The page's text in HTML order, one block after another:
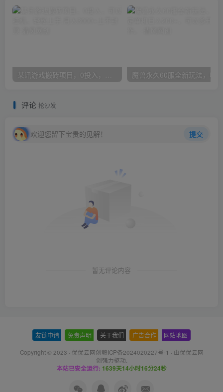
某讯游戏搬砖项目，0投入，可以挂机，轻松上手,月入3000+上不封顶
评论 抢沙发
欢迎您留下宝贵的见解！ 提交
暂无评论内容
友链申请 免责声明 关于我们 广告合作 网站地图
Copyright © 2023 · 优优云网创赣ICP备2024020227号-1 · 由优优云网
创强力驱动.
本站已安全运行: 1639天14小时16分25秒